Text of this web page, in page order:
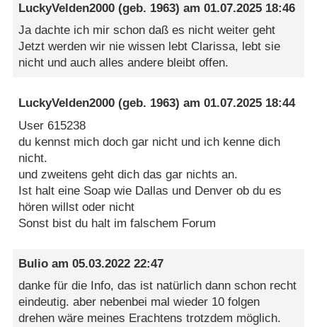
LuckyVelden2000 (geb. 1963) am01.07.2025 18:46
Ja dachte ich mir schon daß es nicht weiter geht
Jetzt werden wir nie wissen lebt Clarissa, lebt sie
nicht und auch alles andere bleibt offen.
LuckyVelden2000 (geb. 1963) am01.07.2025 18:44
User 615238
du kennst mich doch gar nicht und ich kenne dich
nicht.
und zweitens geht dich das gar nichts an.
Ist halt eine Soap wie Dallas und Denver ob du es
hören willst oder nicht
Sonst bist du halt im falschem Forum
Bulio am05.03.2022 22:47
danke für die Info, das ist natürlich dann schon recht
eindeutig. aber nebenbei mal wieder 10 folgen
drehen wäre meines Erachtens trotzdem möglich.